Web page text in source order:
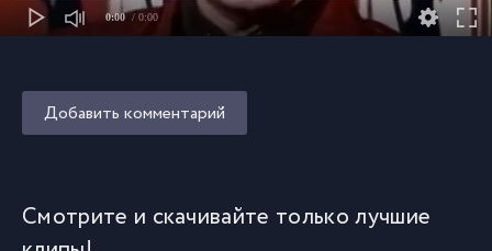
0:00 / 0:00
Добавить комментарий
Смотрите и скачивайте только лучшие